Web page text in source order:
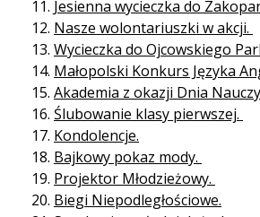
Jesienna wycieczka do
Nasze wolontariuszki w akcji.
Wycieczka do Ojcowskiego
Małopolski Konkurs Języka
Akademia z okazji Dnia
Ślubowanie klasy pierwszej.
Kondolencje.
Bajkowy pokaz mody.
Projektor Młodzieżowy.
Biegi Niepodległościowe.